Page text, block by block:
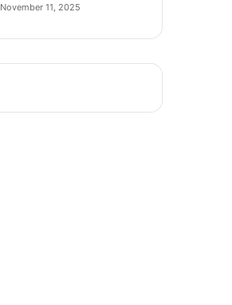
November 11, 2025